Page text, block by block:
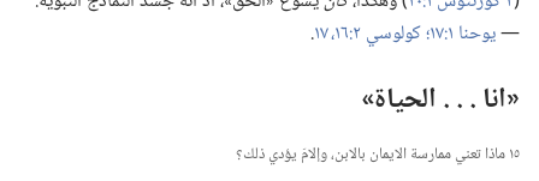
—‏يوحنا ١:‏١٧؛‏ كولوسي ٢:‏​١٦،‏ ١٧ ‏.‏
‏«انا .‏ .‏ .‏ الحياة»‏
١٥ ماذا تعني ممارسة الايمان بالابن،‏ وإلامَ يؤدي ذلك؟‏